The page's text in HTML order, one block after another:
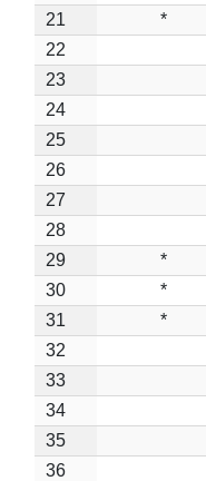
21
*
22
23
24
25
26
27
28
29
*
30
*
31
*
32
33
34
35
36